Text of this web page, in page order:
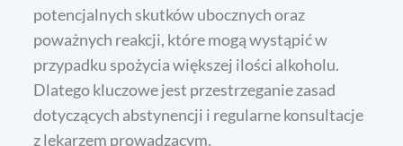
potencjalnych skutków ubocznych oraz
poważnych reakcji, które mogą wystąpić w
przypadku spożycia większej ilości alkoholu.
Dlatego kluczowe jest przestrzeganie zasad
dotyczących abstynencji i regularne konsultacje
z lekarzem prowadzącym.